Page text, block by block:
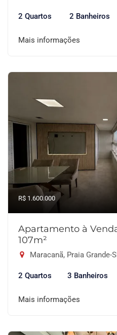
2 Quartos 2 Banheiros
Mais informações
R$ 1.600.000
Apartamento à
107m²
Maracanã, Praia Grande-
2 Quartos 3 Banheiros
Mais informações